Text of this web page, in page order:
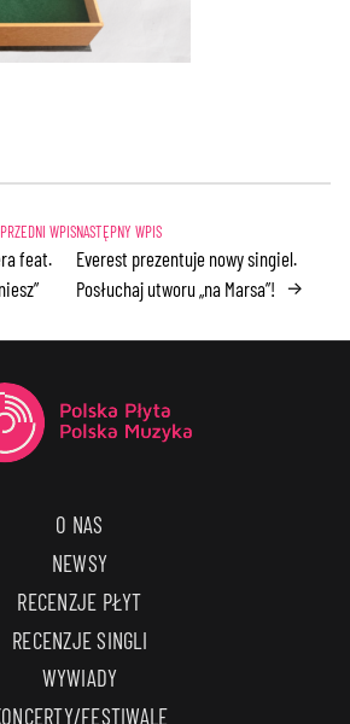
feat.
Everest prezentuje nowy singiel.
Posłuchaj utworu „na Marsa”! →
O NAS
NEWSY
RECENZJE PŁYT
RECENZJE SINGLI
WYWIADY
FESTIWALE